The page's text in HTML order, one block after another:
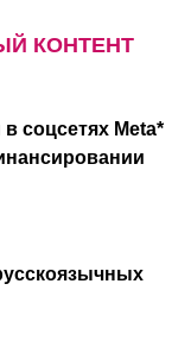
КОНТЕНТ
соцсетях Meta*